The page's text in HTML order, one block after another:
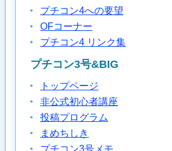
プチコン4への要望
OFコーナー
プチコン4 リンク集
プチコン3号&BIG
トップページ
非公式初心者講座
投稿プログラム
まめちしき
プチコン3号メモ